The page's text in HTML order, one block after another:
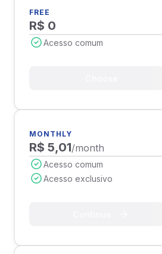
FREE
R$ 0
Acesso comum
MONTHLY
R$ 5,01/month
Acesso comum
Acesso exclusivo